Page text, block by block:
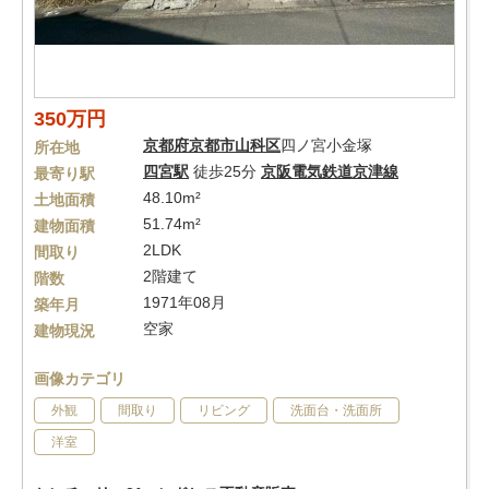
350万円
所在地 京都府京都市山科区四ノ宮小金塚
最寄り駅
四宮駅 徒歩25分 京阪電気鉄道京津線
土地面積
48.10m²
建物面積
51.74m²
間取り
2LDK
階数
2階建て
築年月
1971年08月
建物現況
空家
画像カテゴリ
外観 間取り リビング 洗面台・洗面所
洋室